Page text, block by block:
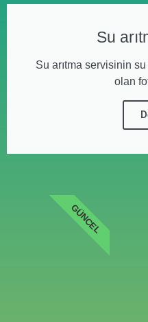
Su
Su arıtma servisinin
olan
GÜNCEL